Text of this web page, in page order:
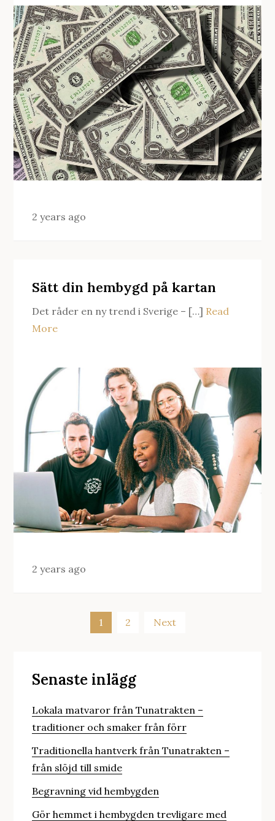
2 years ago
Sätt din hembygd på kartan
Det råder en ny trend i Sverige – […] Read
More
2 years ago
1 2 Next
Senaste inlägg
Lokala matvaror från Tunatrakten –
traditioner och smaker från förr
Traditionella hantverk från Tunatrakten –
från slöjd till smide
Begravning vid hembygden
Gör hemmet i hembygden trevligare med